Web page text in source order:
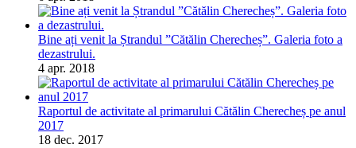
Bine ați venit la Ștrandul ”Cătălin Cherecheș”. Galeria foto a
dezastrului.
4 apr. 2018
Raportul de activitate al primarului Cătălin Cherecheș pe anul
2017
18 dec. 2017